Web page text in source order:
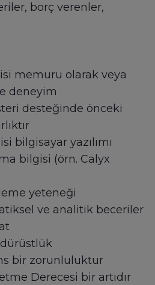
borç verenler,
memuru olarak veya
deneyim
desteğinde önceki
bilgisayar yazılımı
bilgisi (örn. Calyx
yeteneği
ve analitik beceriler
bir zorunluluktur
Derecesi bir artıdır